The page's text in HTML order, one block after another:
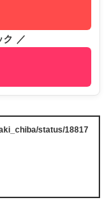
ク ／
status/18817